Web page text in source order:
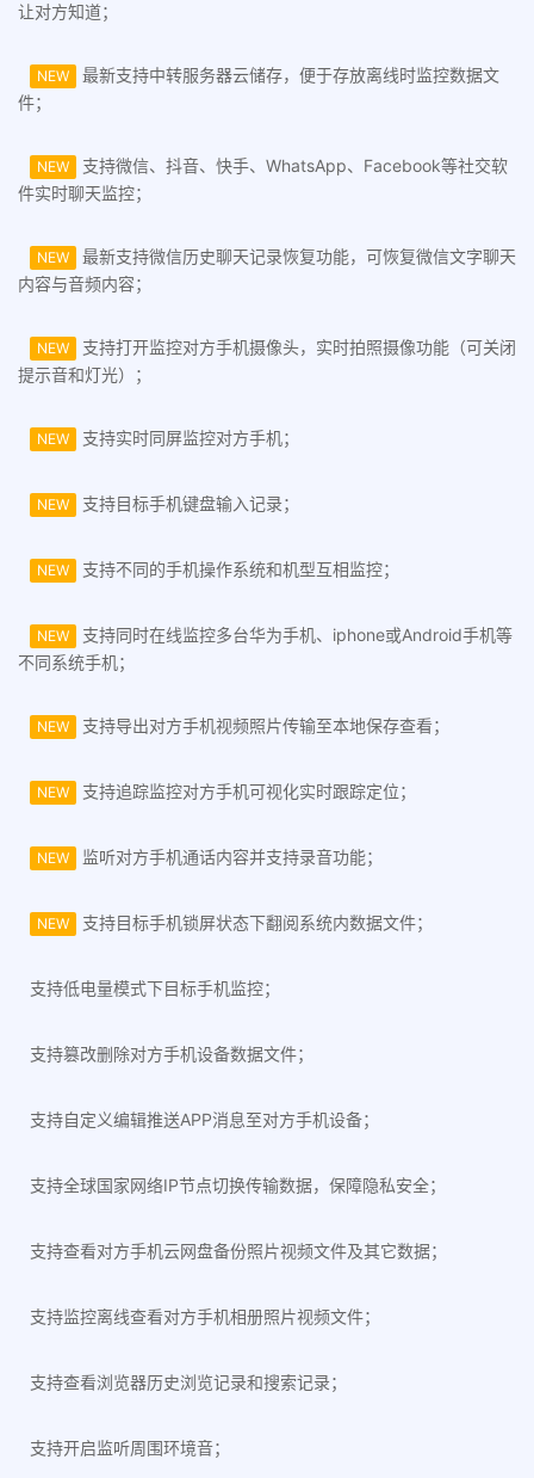
让对方知道；
NEW
最新支持中转服务器云储存，便于存放离线时监控数据文
件；
NEW
支持微信、抖音、快手、WhatsApp、Facebook等社交软
件实时聊天监控；
NEW
最新支持微信历史聊天记录恢复功能，可恢复微信文字聊天
内容与音频内容；
NEW
支持打开监控对方手机摄像头，实时拍照摄像功能（可关闭
提示音和灯光）；
NEW 支持实时同屏监控对方手机；
NEW 支持目标手机键盘输入记录；
NEW 支持不同的手机操作系统和机型互相监控；
NEW
支持同时在线监控多台华为手机、iphone或Android手机等
不同系统手机；
NEW 支持导出对方手机视频照片传输至本地保存查看；
NEW 支持追踪监控对方手机可视化实时跟踪定位；
NEW 监听对方手机通话内容并支持录音功能；
NEW 支持目标手机锁屏状态下翻阅系统内数据文件；
支持低电量模式下目标手机监控；
支持篡改删除对方手机设备数据文件；
支持自定义编辑推送APP消息至对方手机设备；
支持全球国家网络IP节点切换传输数据，保障隐私安全；
支持查看对方手机云网盘备份照片视频文件及其它数据；
支持监控离线查看对方手机相册照片视频文件；
支持查看浏览器历史浏览记录和搜索记录；
支持开启监听周围环境音；